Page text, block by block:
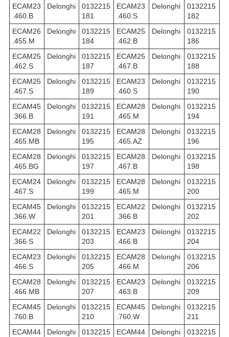
ECAM23
.460.B
Delonghi
0132215
181
ECAM23
.460.S
Delonghi
0132215
182
ECAM26
.455.M
Delonghi
0132215
184
ECAM25
.462.B
Delonghi
0132215
186
ECAM25
.462.S
Delonghi
0132215
187
ECAM25
.467.B
Delonghi
0132215
188
ECAM25
.467.S
Delonghi
0132215
189
ECAM23
.460.S
Delonghi
0132215
190
ECAM45
.366.B
Delonghi
0132215
191
ECAM28
.465.M
Delonghi
0132215
194
ECAM28
.465.MB
Delonghi
0132215
195
ECAM28
.465.AZ
Delonghi
0132215
196
ECAM28
.465.BG
Delonghi
0132215
197
ECAM28
.467.B
Delonghi
0132215
198
ECAM24
.467.S
Delonghi
0132215
199
ECAM28
.465.M
Delonghi
0132215
200
ECAM45
.366.W
Delonghi
0132215
201
ECAM22
.366.B
Delonghi
0132215
202
ECAM22
.366.S
Delonghi
0132215
203
ECAM23
.466.B
Delonghi
0132215
204
ECAM23
.466.S
Delonghi
0132215
205
ECAM28
.466.M
Delonghi
0132215
206
ECAM28
.466.MB
Delonghi
0132215
207
ECAM23
.463.B
Delonghi
0132215
209
ECAM45
.760.B
Delonghi
0132215
210
ECAM45
.760.W
Delonghi
0132215
211
ECAM44
Delonghi
0132215
ECAM44
Delonghi
0132215